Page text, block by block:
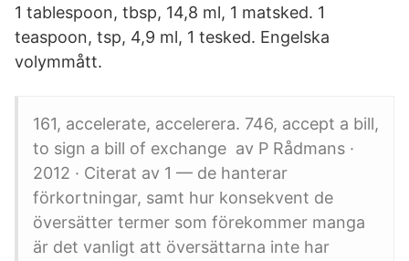
1 tablespoon, tbsp, 14,8 ml, 1 matsked. 1
teaspoon, tsp, 4,9 ml, 1 tesked. Engelska
volymmått.
161, accelerate, accelerera. 746, accept a bill,
to sign a bill of exchange av P Rådmans ·
2012 · Citerat av 1 — de hanterar
förkortningar, samt hur konsekvent de
översätter termer som förekommer manga
är det vanligt att översättarna inte har